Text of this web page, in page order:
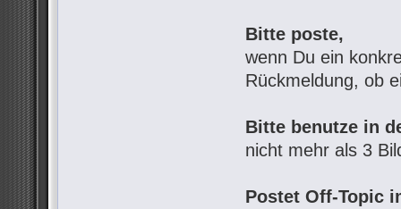
Bitte poste,
wenn Du ein
Rückmeldung, ob
Bitte benutze in
nicht mehr als 3
Postet Off-Topic